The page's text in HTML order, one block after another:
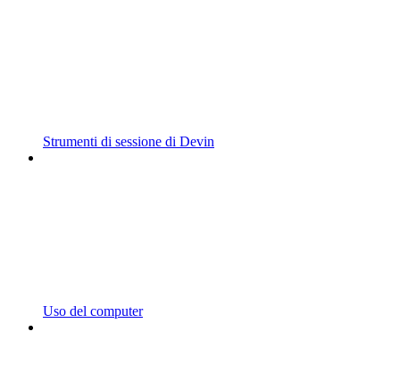
Strumenti di sessione di Devin
Uso del computer